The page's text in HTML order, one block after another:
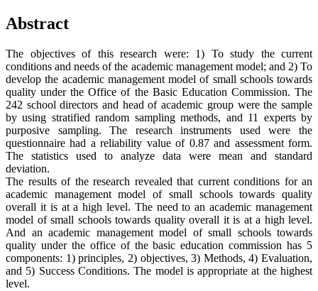
Abstract
The objectives of this research were: 1) To study the current
conditions and needs of the academic management model; and 2) To
develop the academic management model of small schools towards
quality under the Office of the Basic Education Commission. The
242 school directors and head of academic group were the sample
by using stratified random sampling methods, and 11 experts by
purposive sampling. The research instruments used were the
questionnaire had a reliability value of 0.87 and assessment form.
The statistics used to analyze data were mean and standard
deviation.
The results of the research revealed that current conditions for an
academic management model of small schools towards quality
overall it is at a high level. The need to an academic management
model of small schools towards quality overall it is at a high level.
And an academic management model of small schools towards
quality under the office of the basic education commission has 5
components: 1) principles, 2) objectives, 3) Methods, 4) Evaluation,
and 5) Success Conditions. The model is appropriate at the highest
level.